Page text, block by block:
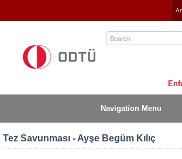
to
Navigation Menu
Tez Savunması - Ayşe Begüm Kılıç